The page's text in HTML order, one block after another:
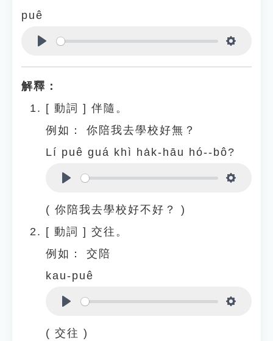
puê
解釋：
[ 動詞 ] 伴隨。
例如：
你陪我去學校好無？
Lí puê guá khì ha̍k-hāu hó--bô?
( 你陪我去學校好不好？ )
[ 動詞 ] 交往。
例如：
交陪
kau-puê
( 交往 )